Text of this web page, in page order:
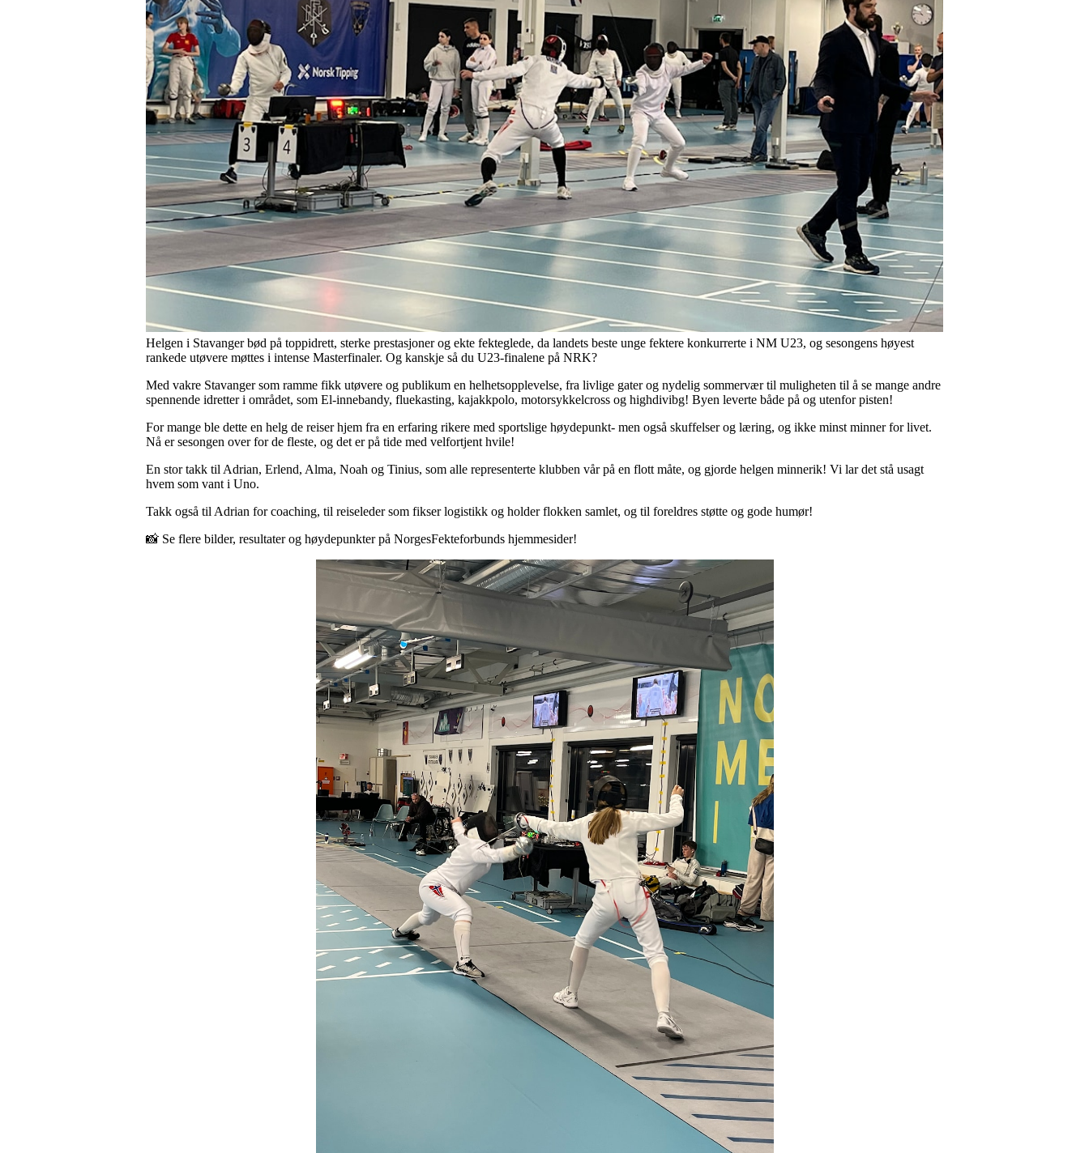
Helgen i Stavanger bød på toppidrett, sterke prestasjoner og ekte fekteglede, da landets beste unge fektere konkurrerte i NM U23, og sesongens høyest
rankede utøvere møttes i intense Masterfinaler. Og kanskje så du U23-finalene på NRK?
Med vakre Stavanger som ramme fikk utøvere og publikum en helhetsopplevelse, fra livlige gater og nydelig sommervær til muligheten til å se mange andre
spennende idretter i området, som El-innebandy, fluekasting, kajakkpolo, motorsykkelcross og highdivibg! Byen leverte både på og utenfor pisten!
For mange ble dette en helg de reiser hjem fra en erfaring rikere med sportslige høydepunkt- men også skuffelser og læring, og ikke minst minner for livet.
Nå er sesongen over for de fleste, og det er på tide med velfortjent hvile!
En stor takk til Adrian, Erlend, Alma, Noah og Tinius, som alle representerte klubben vår på en flott måte, og gjorde helgen minnerik! Vi lar det stå usagt
hvem som vant i Uno.
Takk også til Adrian for coaching, til reiseleder som fikser logistikk og holder flokken samlet, og til foreldres støtte og gode humør!
📸 Se flere bilder, resultater og høydepunkter på NorgesFekteforbunds hjemmesider!